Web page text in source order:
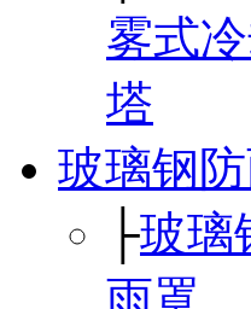
雾式
塔
玻璃钢
├玻璃